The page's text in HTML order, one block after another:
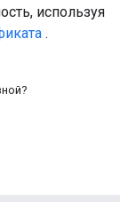
используя
.